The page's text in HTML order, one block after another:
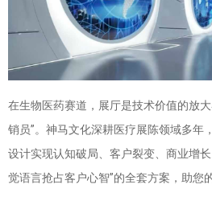
在生物医药赛道，展厅是技术价值的放
销员”。神马文化深耕医疗展陈领域多年
设计实现认知破局、客户裂变、商业增
觉语言抢占客户心智”的全套方案，助您